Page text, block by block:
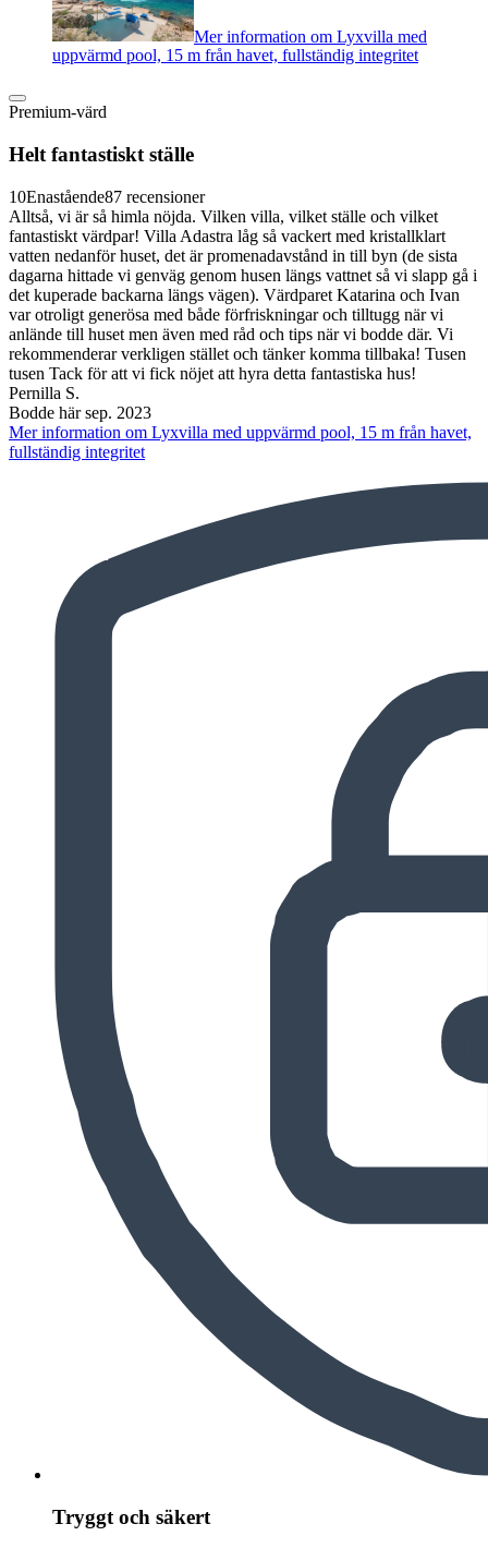
Mer information om Lyxvilla med
uppvärmd pool, 15 m från havet, fullständig integritet
Premium-värd
Helt fantastiskt ställe
10Enastående87 recensioner
Alltså, vi är så himla nöjda. Vilken villa, vilket ställe och vilket
fantastiskt värdpar! Villa Adastra låg så vackert med kristallklart
vatten nedanför huset, det är promenadavstånd in till byn (de sista
dagarna hittade vi genväg genom husen längs vattnet så vi slapp gå i
det kuperade backarna längs vägen). Värdparet Katarina och Ivan
var otroligt generösa med både förfriskningar och tilltugg när vi
anlände till huset men även med råd och tips när vi bodde där. Vi
rekommenderar verkligen stället och tänker komma tillbaka! Tusen
tusen Tack för att vi fick nöjet att hyra detta fantastiska hus!
Pernilla S.
Bodde här sep. 2023
Mer information om Lyxvilla med uppvärmd pool, 15 m från havet,
fullständig integritet
Tryggt och säkert